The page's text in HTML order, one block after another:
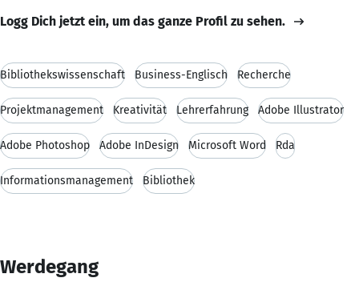
Logg Dich jetzt ein, um das ganze Profil zu sehen.
Bibliothekswissenschaft Business-Englisch Recherche
Projektmanagement Kreativität Lehrerfahrung Adobe Illustrator
Adobe Photoshop Adobe InDesign Microsoft Word Rda
Informationsmanagement Bibliothek
Werdegang